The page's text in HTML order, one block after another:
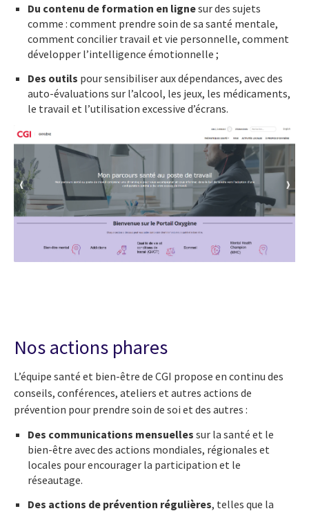
Du contenu de formation en lignesur des sujets
comme : comment prendre soin de sa santé mentale,
comment concilier travail et vie personnelle, comment
développer l’intelligence émotionnelle ;
Des outils pour sensibiliser aux dépendances, avec des
auto-évaluations sur l’alcool, les jeux, les médicaments,
le travail et l’utilisation excessive d’écrans.
Nos actions phares
L’équipe santé et bien-être de CGI propose en continu des
conseils, conférences, ateliers et autres actions de
prévention pour prendre soin de soi et des autres :
Des communications mensuelles sur la santé et le
bien-être avec des actions mondiales, régionales et
locales pour encourager la participation et le
réseautage.
Des actions de prévention régulières, telles que la